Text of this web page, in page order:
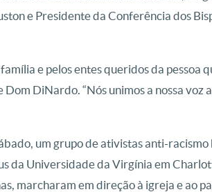
e Presidente da Conferência dos
e pelos entes queridos da pessoa
DiNardo. “Nós unimos a nossa voz
um grupo de ativistas anti-
da Universidade da Virgínia em
marcharam em direção à igreja e ao